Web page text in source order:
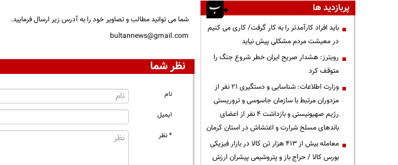
شما می توانید مطالب و تصاویر خود را به آدرس زیر ارسال فرمایید.
bultannews@gmail.com
نظر شما
نام
ایمیل
* نظر
پربازدید ها
باید افراد کارآمدتر را به کار گرفت/ کاری می کنیم
در معیشت مردم مشکلی پیش نیاید
رویترز: هشدار صریح ایران خطر شروع جنگ را
متوقف کرد
وزارت اطلاعات: شناسایی و دستگیری ۲۱ نفر از
مزدوران مرتبط با سازمان جاسوسی و تروریستی
رژیم صهیونیستی و بازداشت ۴ نفر از اعضای
باندهای مسلح شرارت و اغتشاش در استان کرمان
معامله بیش از ۴۱۳ هزار تن کالا در بازار فیزیکی
بورس کالا / حراج باز و پتروشیمی پیشران ارزش